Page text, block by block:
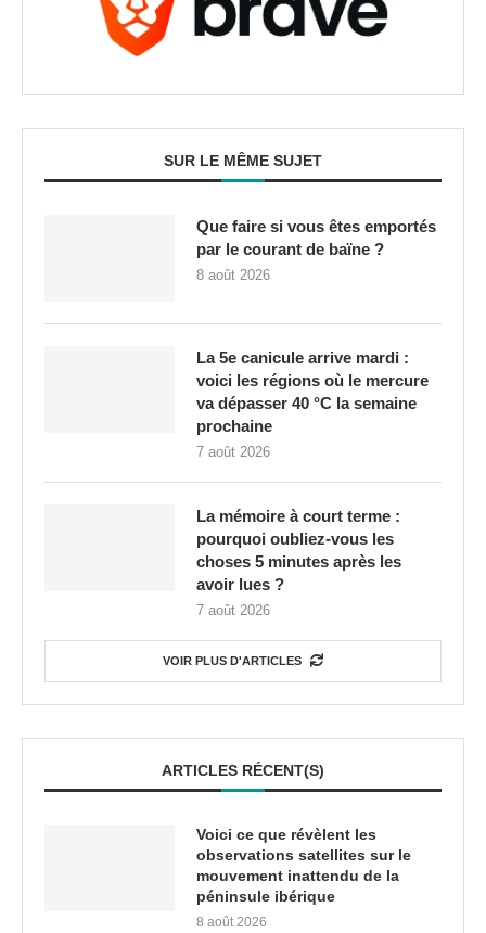
SUR LE MÊME SUJET
Que faire si vous êtes emportés
par le courant de baïne ?
8 août 2026
La 5e canicule arrive mardi :
voici les régions où le mercure
va dépasser 40 °C la semaine
prochaine
7 août 2026
La mémoire à court terme :
pourquoi oubliez-vous les
choses 5 minutes après les
avoir lues ?
7 août 2026
VOIR PLUS D'ARTICLES
ARTICLES RÉCENT(S)
Voici ce que révèlent les
observations satellites sur le
mouvement inattendu de la
péninsule ibérique
8 août 2026